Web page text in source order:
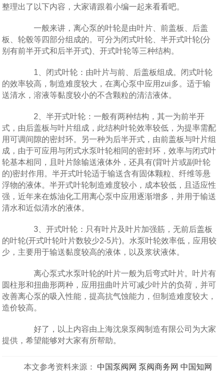
整理出了以下内容，大家请跟着小编一起来看看吧。
一般来讲，离心泵的叶轮是由叶片、前盖板、后盖
板、轮毂等四部分组成的。可分为闭式叶轮、半开式叶轮(分
别有前半开式和后半开式)、开式叶轮等三种结构。
1、闭式叶轮：由叶片与前、后盖板组成。闭式叶轮
的效率较高，制造难度较大，在离心泵中应用zui多。适于输
送清水，溶液等黏度较小的不含颗粒的清洁液体。
2、半开式叶轮：一般有两种结构，其一为前半开
式，由后盖板与叶片组成，此结构叶轮效率较低，为提率需配
用可调间隙的密封环。另一种为后半开式，由前盖板与叶片组
成，由于可应用与闭式水泵叶轮相同的密封环，效率与闭式叶
轮基本相同，且叶片除输送液体外，还具有(背叶片或副叶轮
的)密封作用。半开式叶轮适于输送含有固体颗粒、纤维等悬
浮物的液体。半开式叶轮制造难度较小，成本较低，且适应性
强，近年来在炼油化工用离心泵中应用逐渐增多，并用于输送
清水和近似清水的液体。
3、开式叶轮：只有叶片及叶片加强筋，无前后盖板
的叶轮(开式叶轮叶片数较少2-5片)。水泵叶轮效率低，应用较
少，主要用于输送黏度较高的液体，以及浆状液体。
离心泵式水泵叶轮的叶片一般为后弯式叶片。叶片有
圆柱形和扭曲形两种，应用扭曲叶片可减少叶片的负荷，并可
改善离心泵的吸入性能，提高抗气蚀能力，但制造难度较大，
造价较高。
好了，以上内容由上海沈泉泵阀制造有限公司为大家
提供，希望能够对大家有所帮助。
本文参考资料来源： 中国泵阀网 泵阀商务网 中国知网